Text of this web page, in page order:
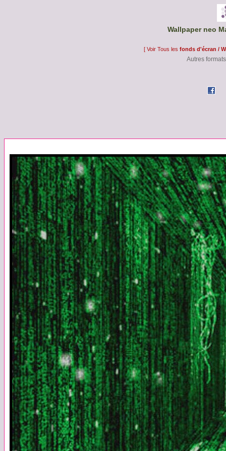
Wallpaper neo
[ Voir Tous les fonds d'écran /
Autres